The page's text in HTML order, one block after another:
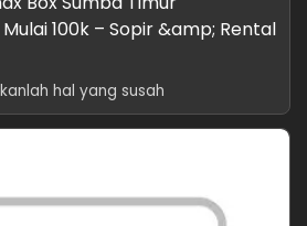
100k – Sopir &amp; Rental
hal yang susah